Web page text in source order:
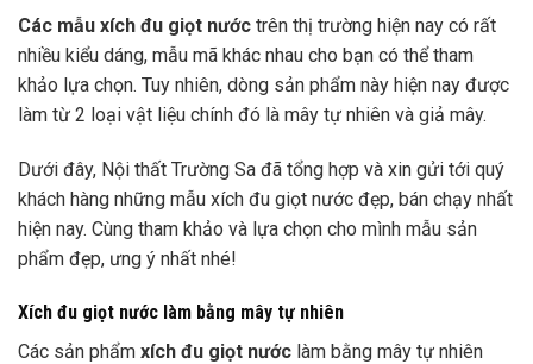
Các mẫu xích đu giọt nước trên thị trường hiện nay có rất
nhiều kiểu dáng, mẫu mã khác nhau cho bạn có thể tham
khảo lựa chọn. Tuy nhiên, dòng sản phẩm này hiện nay được
làm từ 2 loại vật liệu chính đó là mây tự nhiên và giả mây.
Dưới đây, Nội thất Trường Sa đã tổng hợp và xin gửi tới quý
khách hàng những mẫu xích đu giọt nước đẹp, bán chạy nhất
hiện nay. Cùng tham khảo và lựa chọn cho mình mẫu sản
phẩm đẹp, ưng ý nhất nhé!
Xích đu giọt nước làm bằng mây tự nhiên
Các sản phẩm xích đu giọt nước làm bằng mây tự nhiên